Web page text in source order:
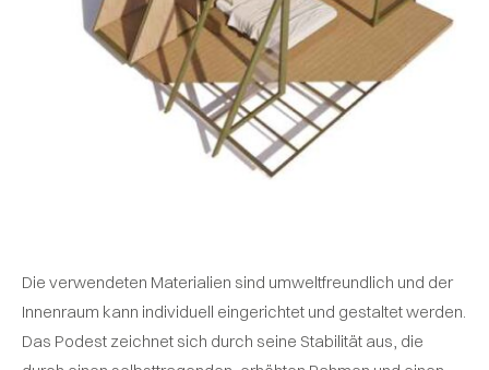
Die verwendeten Materialien sind umweltfreundlich und der
Innenraum kann individuell eingerichtet und gestaltet werden.
Das Podest zeichnet sich durch seine Stabilität aus, die